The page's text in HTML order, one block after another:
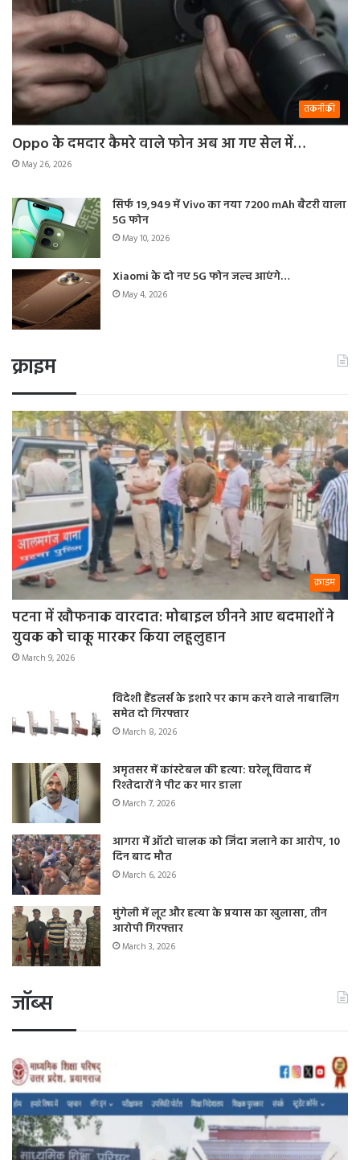
तकनीकी
Oppo के दमदार कैमरे वाले फोन अब आ गए सेल में…
May 26, 2026
सिर्फ 19,949 में Vivo का नया 7200 mAh बैटरी वाला
5G फोन
May 10, 2026
Xiaomi के दो नए 5G फोन जल्द आएंगे…
May 4, 2026
क्राइम
क्राइम
पटना में खौफनाक वारदात: मोबाइल छीनने आए बदमाशों ने
युवक को चाकू मारकर किया लहूलुहान
March 9, 2026
विदेशी हैंडलर्स के इशारे पर काम करने वाले नाबालिग
समेत दो गिरफ्तार
March 8, 2026
अमृतसर में कांस्टेबल की हत्या: घरेलू विवाद में
रिश्तेदारों ने पीट कर मार डाला
March 7, 2026
आगरा में ऑटो चालक को जिंदा जलाने का आरोप, 10
दिन बाद मौत
March 6, 2026
मुंगेली में लूट और हत्या के प्रयास का खुलासा, तीन
आरोपी गिरफ्तार
March 3, 2026
जॉब्स